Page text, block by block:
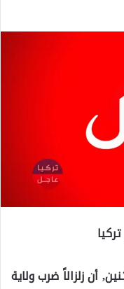
أن زلزالاً ضرب ولاية